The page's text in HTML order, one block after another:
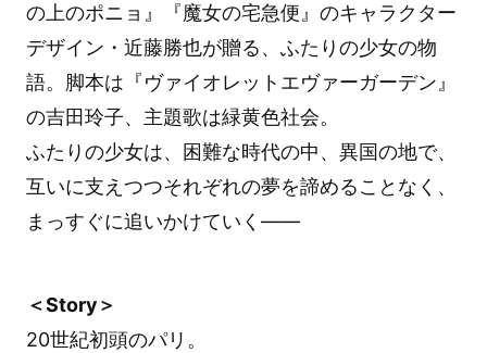
の上のポニョ』『魔女の宅急便』のキャラクター
デザイン・近藤勝也が贈る、ふたりの少女の物
語。脚本は『ヴァイオレットエヴァーガーデン』
の吉田玲子、主題歌は緑黄色社会。
ふたりの少女は、困難な時代の中、異国の地で、
互いに支えつつそれぞれの夢を諦めることなく、
まっすぐに追いかけていく――
＜Story＞
20世紀初頭のパリ。